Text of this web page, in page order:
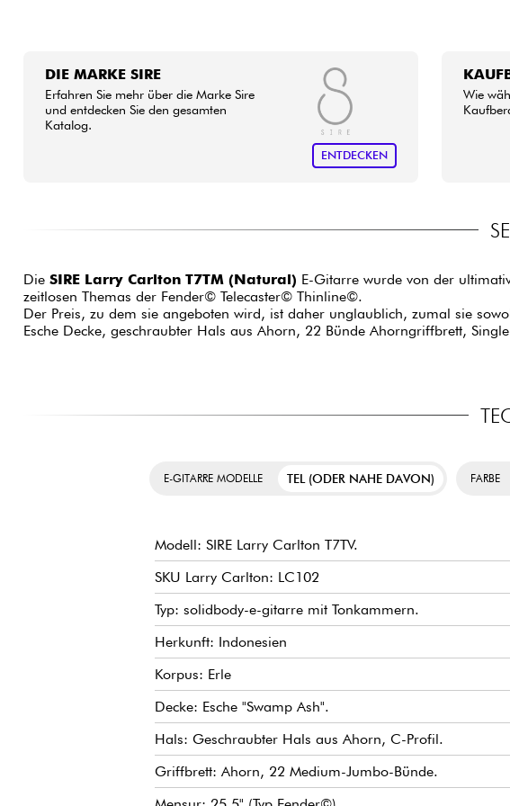
DIE MARKE SIRE
Erfahren Sie mehr über die Marke Sire
und entdecken Sie den gesamten
Katalog.
ENTDECKEN
Wie
Die SIRE Larry Carlton T7TM (Natural) E-Gitarre wurde von der
zeitlosen Themas der Fender© Telecaster© Thinline©.
Der Preis, zu dem sie angeboten wird, ist daher unglaublich, zumal sie
Esche Decke, geschraubter Hals aus Ahorn, 22 Bünde Ahorngriffbrett,
E-GITARRE MODELLE TEL (ODER NAHE DAVON) FARBE
Modell: SIRE Larry Carlton T7TV.
SKU Larry Carlton: LC102
Typ: solidbody-e-gitarre mit Tonkammern.
Herkunft: Indonesien
Korpus: Erle
Decke: Esche "Swamp Ash".
Hals: Geschraubter Hals aus Ahorn, C-Profil.
Griffbrett: Ahorn, 22 Medium-Jumbo-Bünde.